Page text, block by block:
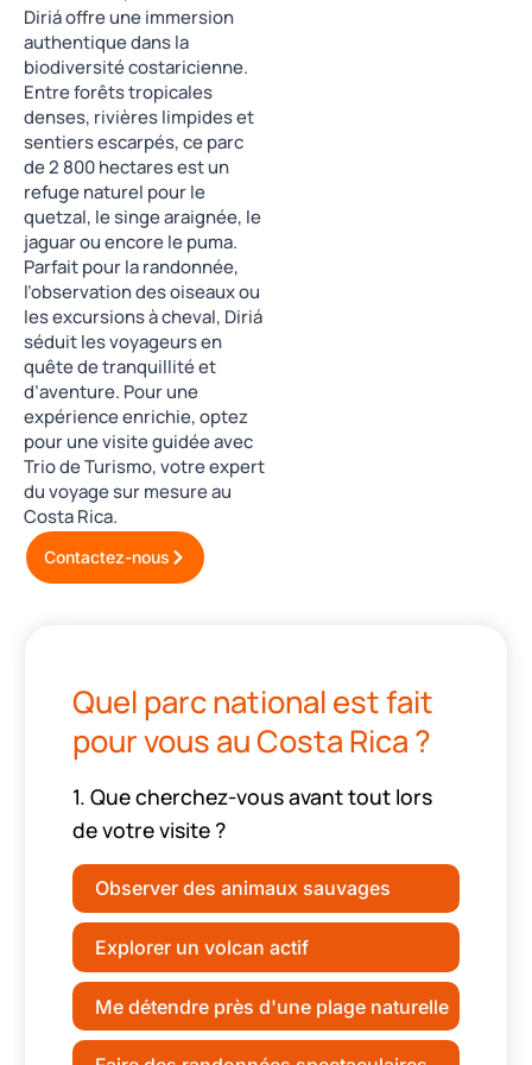
Diriá offre une immersion
authentique dans la
biodiversité costaricienne.
Entre forêts tropicales
denses, rivières limpides et
sentiers escarpés, ce parc
de 2 800 hectares est un
refuge naturel pour le
quetzal, le singe araignée, le
jaguar ou encore le puma.
Parfait pour la randonnée,
l’observation des oiseaux ou
les excursions à cheval, Diriá
séduit les voyageurs en
quête de tranquillité et
d’aventure. Pour une
expérience enrichie, optez
pour une visite guidée avec
Trio de Turismo, votre expert
du voyage sur mesure au
Costa Rica.
Contactez-nous
Quel parc national est fait
pour vous au Costa Rica ?
1. Que cherchez-vous avant tout lors
de votre visite ?
Observer des animaux sauvages
Explorer un volcan actif
Me détendre près d'une plage naturelle